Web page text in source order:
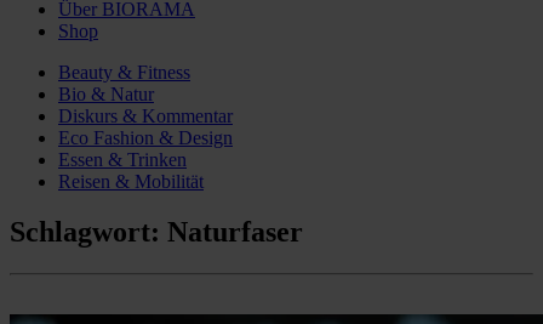
Über BIORAMA
Shop
Beauty & Fitness
Bio & Natur
Diskurs & Kommentar
Eco Fashion & Design
Essen & Trinken
Reisen & Mobilität
Schlagwort: Naturfaser